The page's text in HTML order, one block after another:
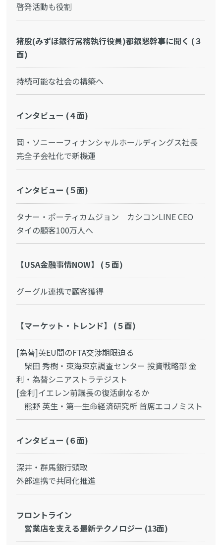
啓発活動も役割
猪股(みずほ銀行常務執行役員)都銀懇幹事に聞く (３
面)
持続可能な社会の構築へ
インタビュー (４面)
岡・ソニーーフィナンシャルホールディングス社長
完全子会社化で新機運
インタビュー (５面)
タナー・ポーティカムジョン カシコンLINE CEO
タイの顧客100万人へ
【USA金融事情NOW】 (５面)
グーグル連携で顧客獲得
【マーケット・トレンド】 (５面)
[為替]英EU間のFTA交渉期限迫る
柴田 秀樹・東海東京調査センター 投資戦略部 金
利・為替シニアストラテジスト
[金利]イエレン前議長の復活劇なるか
熊野 英生・第一生命経済研究所 首席エコノミスト
インタビュー (６面)
深井・群馬銀行頭取
外部連携で共同化推進
フロントライン
営業店を支える最新テクノロジー (13面)